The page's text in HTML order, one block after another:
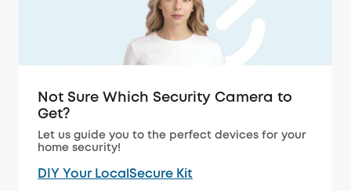
Not Sure Which Security Camera to
Get?
Let us guide you to the perfect devices for your
home security!
DIY Your LocalSecure Kit